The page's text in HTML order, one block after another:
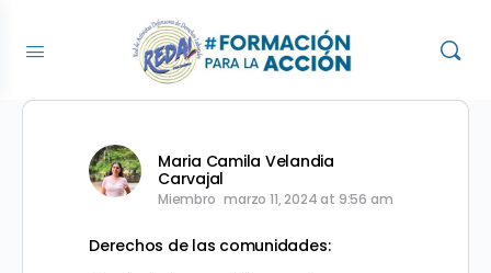
Maria Camila Velandia
Carvajal
Miembro marzo 11, 2024 at 9:56 am
Derechos de las comunidades: